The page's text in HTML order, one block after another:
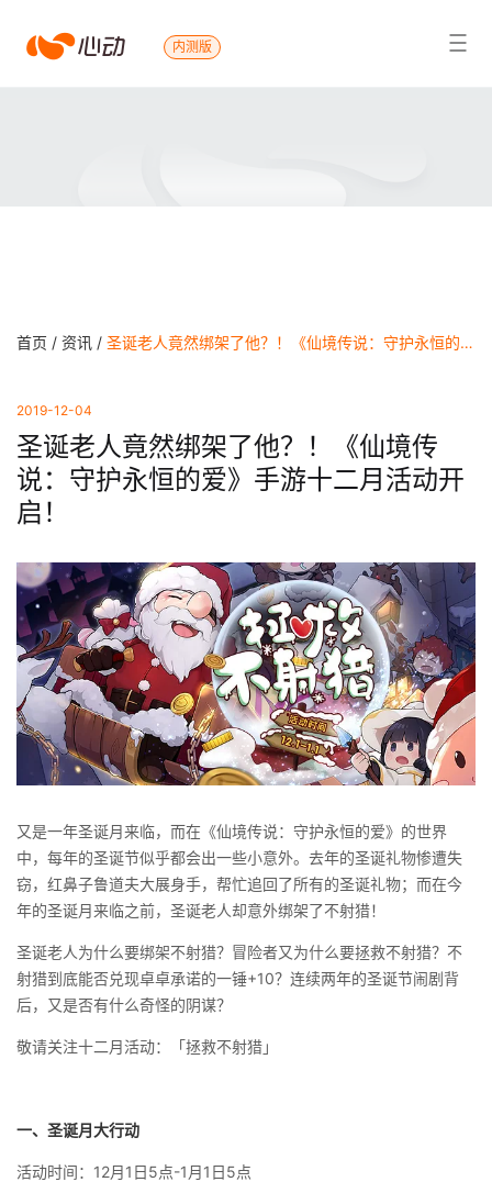
心
内测版
搜索结果
首页 / 资讯 / 圣诞老人竟然绑架了他？！《仙境传说：守护永恒的爱》手游十二月活动开启！
2019-12-04
圣诞老人竟然绑架了他？！《仙境传
说：守护永恒的爱》手游十二月活动开
启！
又是一年圣诞月来临，而在《仙境传说：守护永恒的爱》的世界
中，每年的圣诞节似乎都会出一些小意外。去年的圣诞礼物惨遭失
窃，红鼻子鲁道夫大展身手，帮忙追回了所有的圣诞礼物；而在今
年的圣诞月来临之前，圣诞老人却意外绑架了不射猎！
圣诞老人为什么要绑架不射猎？冒险者又为什么要拯救不射猎？不
射猎到底能否兑现卓卓承诺的一锤+10？连续两年的圣诞节闹剧背
后，又是否有什么奇怪的阴谋？
敬请关注十二月活动：「拯救不射猎」
一、圣诞月大行动
活动时间：12月1日5点-1月1日5点